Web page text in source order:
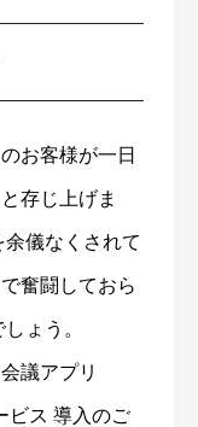
お客様が一日
存じ上げま
儀なくされて
奮闘しておら
ょう。
議アプリ
ビス 導入のご